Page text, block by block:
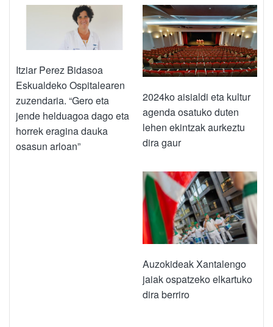
Itziar Perez Bidasoa
Eskualdeko Ospitalearen
zuzendaria. “Gero eta
jende helduagoa dago eta
horrek eragina dauka
osasun arloan”
2024ko aisialdi eta kultur
agenda osatuko duten
lehen ekintzak aurkeztu
dira gaur
Auzokideak Xantalengo
jaiak ospatzeko elkartuko
dira berriro